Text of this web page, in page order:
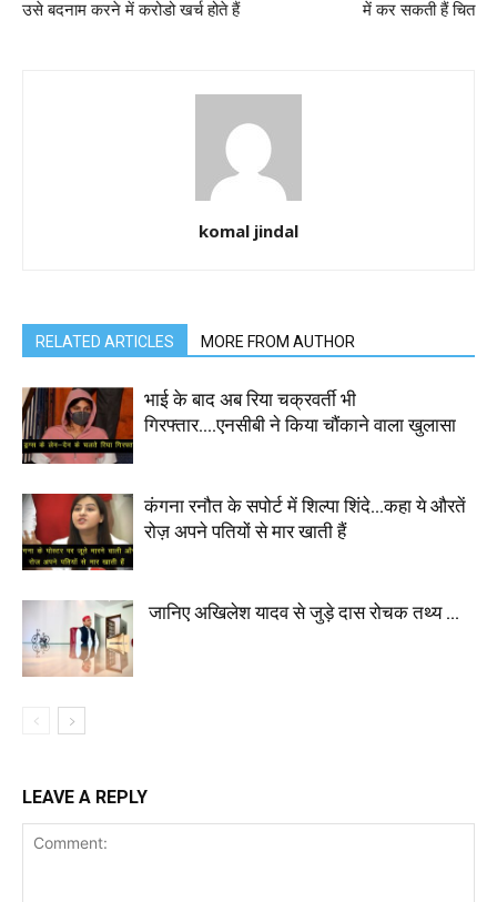
उसे बदनाम करने में करोडो खर्च होते हैं में कर सकती हैं चित
komal jindal
RELATED ARTICLES MORE FROM AUTHOR
भाई के बाद अब रिया चक्रवर्ती भी
गिरफ्तार….एनसीबी ने किया चौंकाने वाला खुलासा
कंगना रनौत के सपोर्ट में शिल्पा शिंदे…कहा ये औरतें
रोज़ अपने पतियों से मार खाती हैं
जानिए अखिलेश यादव से जुड़े दास रोचक तथ्य …
LEAVE A REPLY